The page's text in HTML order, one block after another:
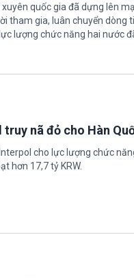
quốc gia đã dựng lên
tham gia, luân chuyển dòng
lượng chức năng hai nước
nã đỏ cho Hàn
cho lực lượng chức
hơn 17,7 tỷ KRW.